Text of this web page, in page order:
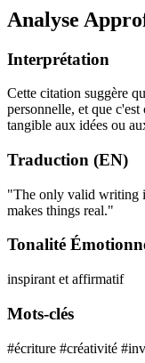
Analyse
Interprétation
Cette citation suggère
personnelle, et que
tangible aux idées ou
Traduction (EN)
"The only valid writing
makes things real."
Tonalité
inspirant et affirmatif
Mots-clés
#écriture #créativité